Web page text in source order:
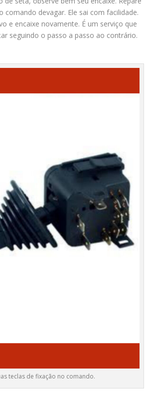
devagar. Ele sai com facilidade.
e encaixe novamente. É um serviço que
seguindo o passo a passo ao contrário.
teclas de fixação no comando.